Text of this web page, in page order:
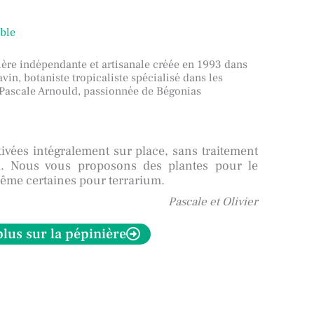
indépendante et artisanale créée en 1993 dans
botaniste tropicaliste spécialisé dans les
Arnould, passionnée de Bégonias
intégralement sur place, sans traitement
Nous vous proposons des plantes pour le
certaines pour terrarium.
Pascale et Olivier
sur la pépinière